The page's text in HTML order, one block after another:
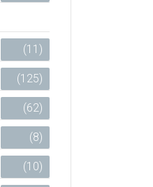
(11)
(125)
(62)
(8)
(10)